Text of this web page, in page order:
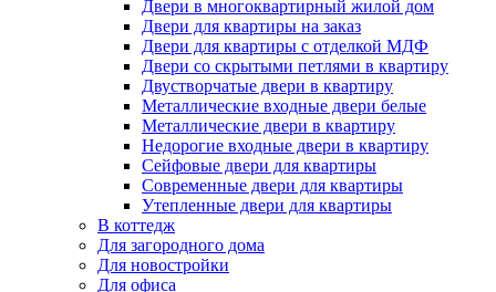
Двери в многоквартирный жилой дом
Двери для квартиры на заказ
Двери для квартиры с отделкой МДФ
Двери со скрытыми петлями в квартиру
Двустворчатые двери в квартиру
Металлические входные двери белые
Металлические двери в квартиру
Недорогие входные двери в квартиру
Сейфовые двери для квартиры
Современные двери для квартиры
Утепленные двери для квартиры
В коттедж
Для загородного дома
Для новостройки
Для офиса